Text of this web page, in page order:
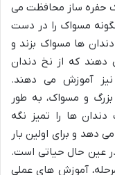
حفره ساز محافظت می
مسواک را در دست
ها مسواک بزند و
دهند که از نخ دندان
آموزش می دهند.
و مسواک، به طور
ها را تمیز نگه
و برای اولین بار
عین حال حیاتی است.
آموزش های عملی